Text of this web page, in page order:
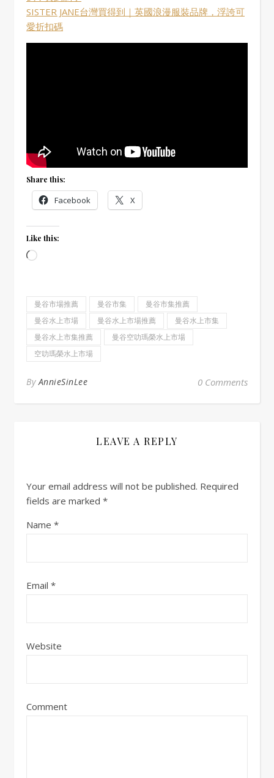
SISTER JANE台灣買得到｜英國浪漫服裝品牌，浮誇可
愛折扣碼
Share this:
Facebook X
Like this:
Loading…
曼谷市場推薦 曼谷市集
曼谷市集推薦
曼谷水上市場
曼谷水上市場推薦
曼谷水上市集
曼谷水上市集推薦
曼谷空叻瑪榮水上市場
空叻瑪榮水上市場
ByAnnieSinLee 0 Comments
LEAVE A REPLY
Your email address will not be published. Required
fields are marked *
Name *
Email *
Website
Comment